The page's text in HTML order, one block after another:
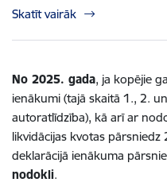
Skatīt vairāk
No 2025. gada, ja kopējie
ienākumi (tajā skaitā 1., 2.
autoratlīdzība), kā arī ar
likvidācijas kvotas
deklarācijā ienākuma
nodokli.